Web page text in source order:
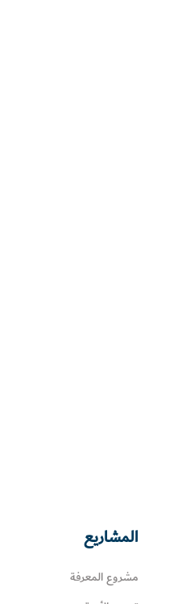
المشاريع
مشروع المعرفة